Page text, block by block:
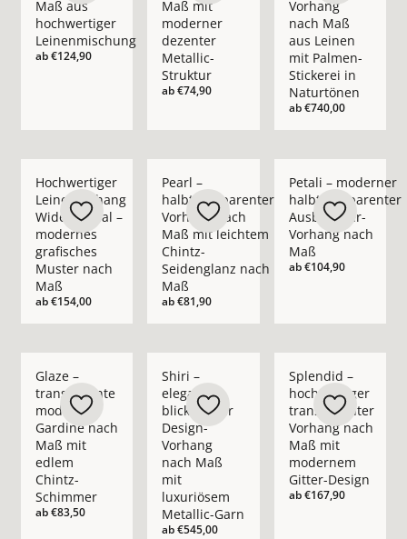
Maß aus
hochwertiger
Leinenmischung
ab€124,90
Maß mit
moderner
dezenter
Metallic-
Struktur
ab€74,90
Vorhang
nach Maß
aus Leinen
mit Palmen-
Stickerei in
Naturtönen
ab€740,00
Hochwertiger
Leinenvorhang
Wide Appeal –
modernes
grafisches
Muster nach
Maß
ab€154,00
Pearl –
halbtransparenter
Vorhang nach
Maß mit leichtem
Chintz-
Seidenglanz nach
Maß
ab€81,90
Petali – moderner
halbtransparenter
Ausbrenner-
Vorhang nach
Maß
ab€104,90
Glaze –
transparente
moderne
Gardine nach
Maß mit
edlem
Chintz-
Schimmer
ab€83,50
Shiri –
eleganter
blickdichter
Design-
Vorhang
nach Maß
mit
luxuriösem
Metallic-Garn
ab€545,00
Splendid –
hochwertiger
transparenter
Vorhang nach
Maß mit
modernem
Gitter-Design
ab€167,90